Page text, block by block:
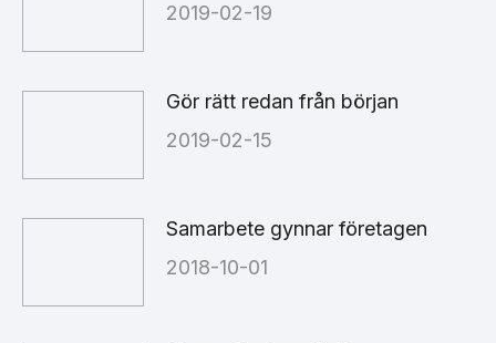
2019-02-19
Gör rätt redan från början
2019-02-15
Samarbete gynnar företagen
2018-10-01